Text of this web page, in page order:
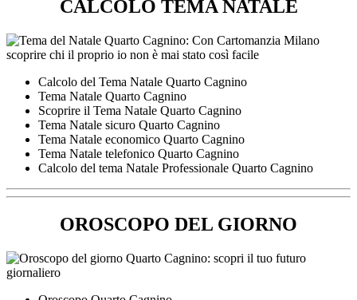
CALCOLO TEMA NATALE
Calcolo del Tema Natale Quarto Cagnino
Tema Natale Quarto Cagnino
Scoprire il Tema Natale Quarto Cagnino
Tema Natale sicuro Quarto Cagnino
Tema Natale economico Quarto Cagnino
Tema Natale telefonico Quarto Cagnino
Calcolo del tema Natale Professionale Quarto Cagnino
OROSCOPO DEL GIORNO